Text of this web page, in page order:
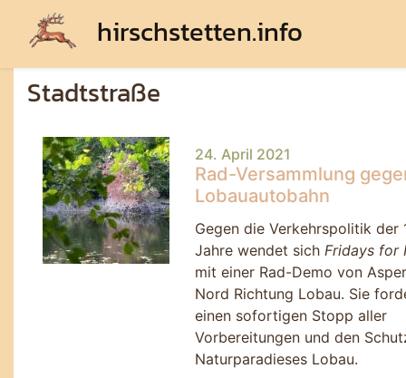
hirschstetten.info
Stadtstraße
24. April 2021
Rad-Versammlung
Lobauautobahn
Gegen die Verkehrspolitik der
Jahre wendet sich Fridays for
mit einer Rad-Demo von
Nord Richtung Lobau. Sie
einen sofortigen Stopp aller
Vorbereitungen und den
Naturparadieses Lobau.